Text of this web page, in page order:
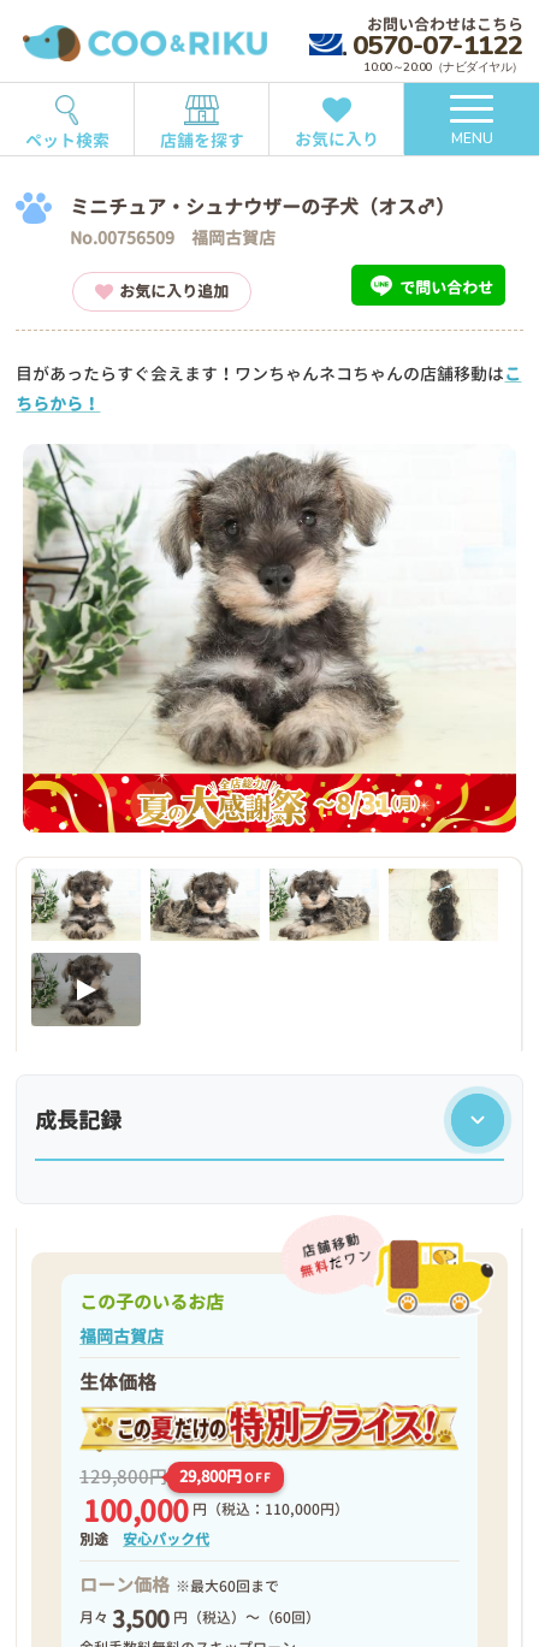
お問い合わせはこちら
0570-07-1122
10:00～20:00（ナビダイヤル）
ペット検索 店舗を探す お気に入り MENU
ミニチュア・シュナウザーの子犬（オス♂）
No.00756509 福岡古賀店
お気に入り追加 で問い合わせ
目があったらすぐ会えます！ワンちゃんネコちゃんの店舗移動はこ
ちらから！
成長記録
2026年03月15日
この子のいるお店
福岡古賀店
生体価格
129,800円 29,800円OFF
100,000 円 （税込：110,000円）
別途安心パック代
ローン価格 ※最大60回まで
月々 3,500 円（税込）～（60回）